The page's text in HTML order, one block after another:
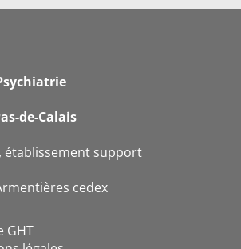
de-Calais
établissement support
cedex
GHT